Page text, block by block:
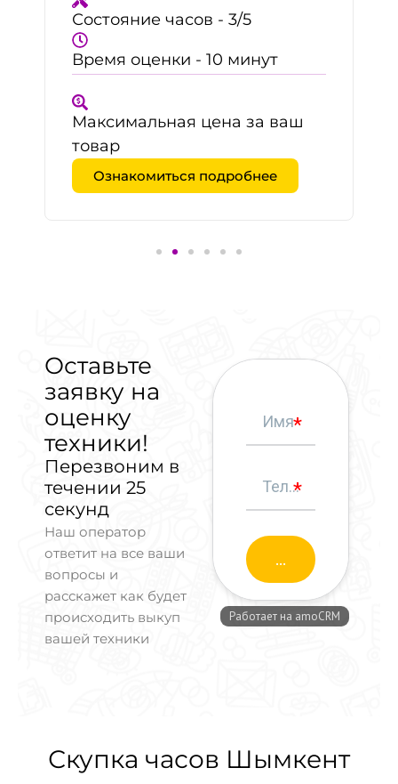
Состояние часов - 3/5
Время оценки - 10 минут
Максимальная цена за ваш
товар
Ознакомиться подробнее
Оставьте
заявку на
оценку
техники!
Перезвоним в
течении 25
секунд
Наш оператор
ответит на все ваши
вопросы и
расскажет как будет
происходить выкуп
вашей техники
Скупка часов Шымкент